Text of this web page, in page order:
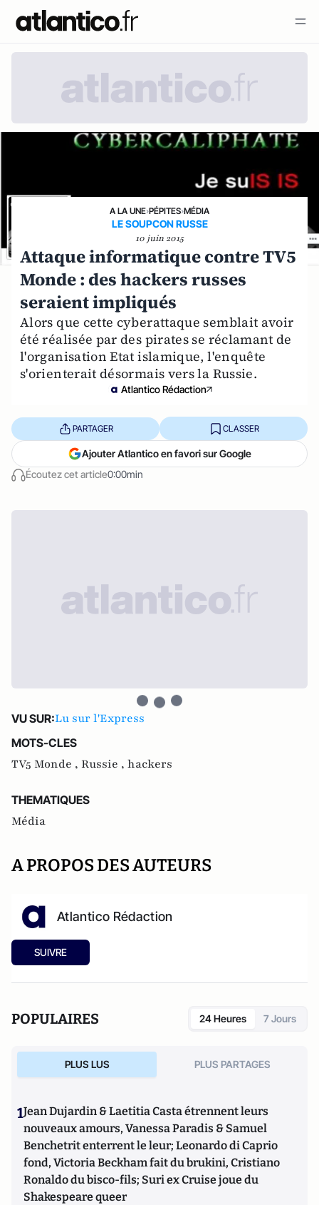
A LA UNE›PÉPITES›MÉDIA
LE SOUPCON RUSSE
10 juin 2015
Attaque informatique contre TV5
Monde : des hackers russes
seraient impliqués
Alors que cette cyberattaque semblait avoir
été réalisée par des pirates se réclamant de
l'organisation Etat islamique, l'enquête
s'orienterait désormais vers la Russie.
Atlantico Rédaction
Écoutez cet article0:00min
PARTAGER CLASSER
Ajouter Atlantico en favori sur Google
VU SUR:Lu sur l'Express
MOTS-CLES
TV5 Monde , Russie , hackers
THEMATIQUES
Média
A PROPOS DES AUTEURS
Atlantico Rédaction
SUIVRE
POPULAIRES 24 Heures 7 Jours
PLUS LUS PLUS PARTAGES
1Jean Dujardin & Laetitia Casta étrennent leurs
nouveaux amours, Vanessa Paradis & Samuel
Benchetrit enterrent le leur; Leonardo di Caprio
fond, Victoria Beckham fait du brukini, Cristiano
Ronaldo du bisco-fils; Suri ex Cruise joue du
Shakespeare queer